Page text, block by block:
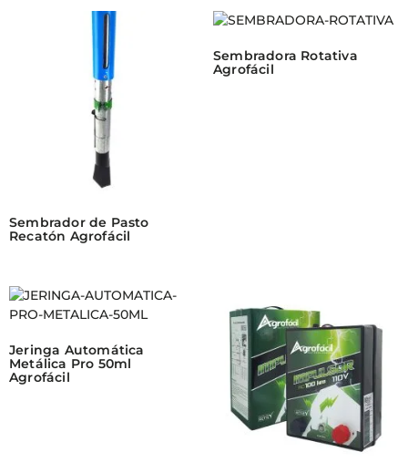
Sembrador de Pasto
Recatón Agrofácil
Sembradora Rotativa
Agrofácil
Jeringa Automática
Metálica Pro 50ml
Agrofácil